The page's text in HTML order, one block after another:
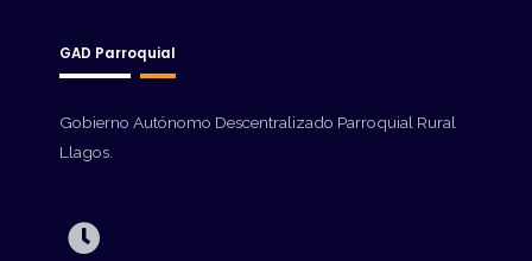
GAD Parroquial
Gobierno Autónomo Descentralizado Parroquial Rural
Llagos.